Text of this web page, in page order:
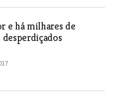
e há milhares de